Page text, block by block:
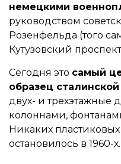
немецкими
руководством
Розенфельда (того
Кутузовский
Сегодня это самый
образец
двух- и трехэтажные
колоннами,
Никаких
остановилось в 1960-х.